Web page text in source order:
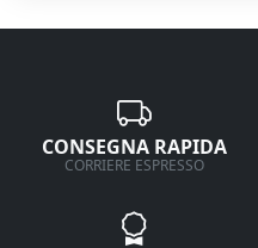
CONSEGNA RAPIDA
CORRIERE ESPRESSO